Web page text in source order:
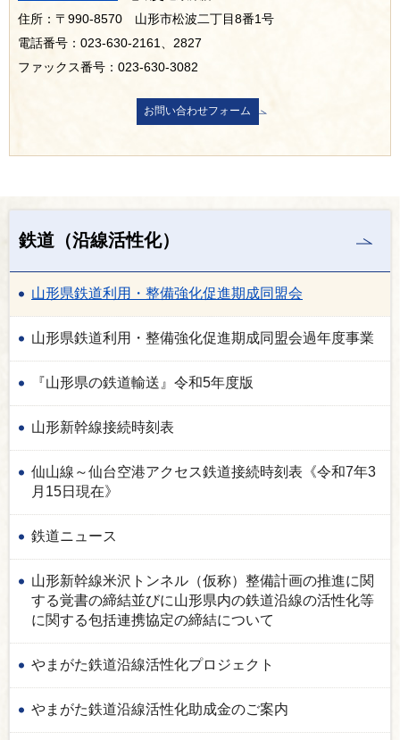
住所：〒990-8570 山形市松波二丁目8番1号
電話番号：023-630-2161、2827
ファックス番号：023-630-3082
鉄道（沿線活性化）
山形県鉄道利用・整備強化促進期成同盟会
山形県鉄道利用・整備強化促進期成同盟会過年度事業
『山形県の鉄道輸送』令和5年度版
山形新幹線接続時刻表
仙山線～仙台空港アクセス鉄道接続時刻表《令和7年3
月15日現在》
鉄道ニュース
山形新幹線米沢トンネル（仮称）整備計画の推進に関
する覚書の締結並びに山形県内の鉄道沿線の活性化等
に関する包括連携協定の締結について
やまがた鉄道沿線活性化プロジェクト
やまがた鉄道沿線活性化助成金のご案内